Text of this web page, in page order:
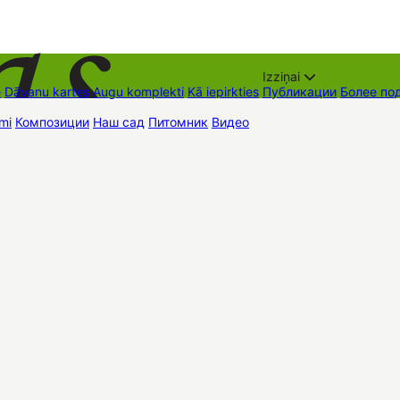
Dāvanu kartes Augu komplekti Kā iepirkties
Izziņai
Публикации Более
Композиции Наш сад Питомник Видео